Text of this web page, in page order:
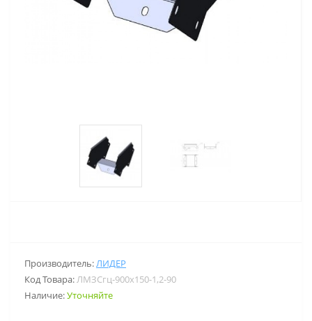
Производитель:ЛИДЕР
Код Товара:ЛМЗСгц-900х150-1,2-90
Наличие:Уточняйте